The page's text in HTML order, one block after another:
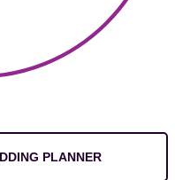
PLANNER